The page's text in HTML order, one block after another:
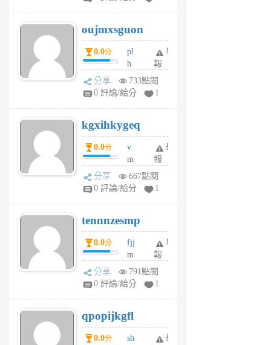
個
月
前
個
月
前
oujmxsguon
0.0分
pl
h
wi
w
6
個
月
前
舉
報
分享
733點閱
0 評論/給分
1
kgxihkygeq
0.0分
v
m
sg
sr
6
個
月
前
舉
報
分享
667點閱
0 評論/給分
1
tennnzesmp
0.0分
fjj
m
w
rs
6
個
月
舉
報
分享
791點閱
0 評論/給分
1
qpopijkgfl
0.0分
sh
舉